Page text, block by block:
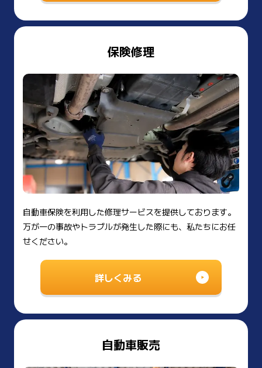
保険修理
自動車保険を利用した修理サービスを提供しております。
万が一の事故やトラブルが発生した際にも、私たちにお任
せください。
詳しくみる
自動車販売